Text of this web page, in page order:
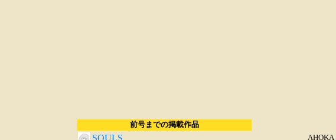
前号までの掲載作品
SOULS AHOKA